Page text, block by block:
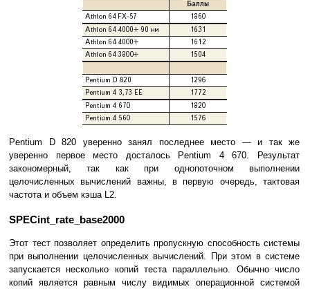
Pentium D 820 уверенно занял последнее место — и так же
уверенно первое место досталось Pentium 4 670. Результат
закономерный, так как при однопоточном выполнении
целочисленных вычислений важны, в первую очередь, тактовая
частота и объем кэша L2.
SPECint_rate_base2000
Этот тест позволяет определить пропускную способность системы
при выполнении целочисленных вычислений. При этом в системе
запускается несколько копий теста параллельно. Обычно число
копий является равным числу видимых операционной системой